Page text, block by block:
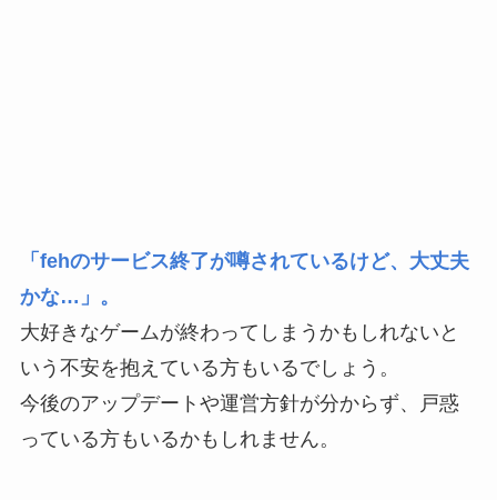
「fehのサービス終了が噂されているけど、大丈夫
かな…」。
大好きなゲームが終わってしまうかもしれないと
いう不安を抱えている方もいるでしょう。
今後のアップデートや運営方針が分からず、戸惑
っている方もいるかもしれません。